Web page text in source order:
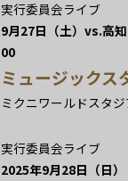
実行委員会ライブ
9月27日（土）vs.高
00
ミュージックス
ミクニワールドスタ
実行委員会ライブ
2025年9月28日（日